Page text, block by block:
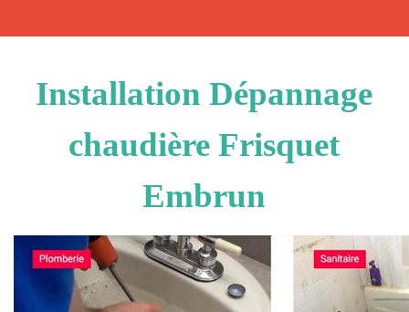
Installation Dépannage
chaudière Frisquet
Embrun